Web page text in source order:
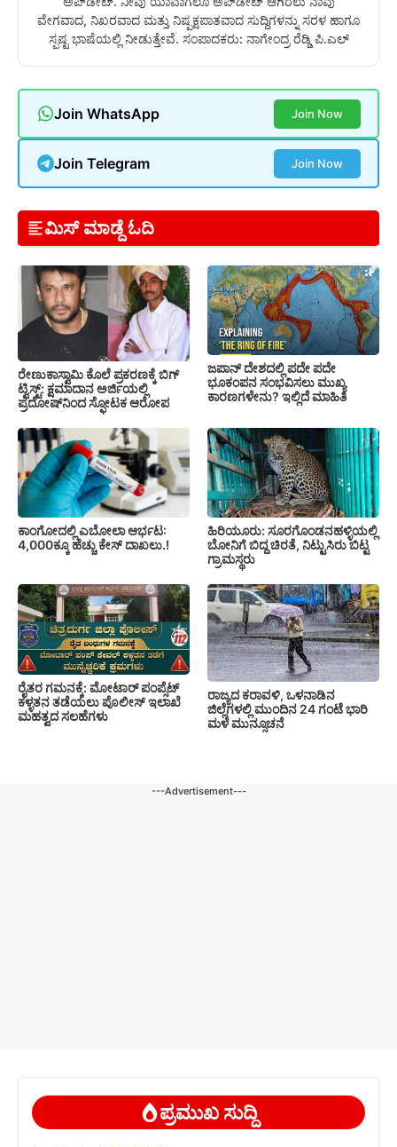
ವೇಗವಾದ, ನಿಖರವಾದ ಮತ್ತು ನಿಷ್ಪಕ್ಷಪಾತವಾದ ಸುದ್ದಿಗಳನ್ನು ಸರಳ ಹಾಗೂ
ಸ್ಪಷ್ಟ ಭಾಷೆಯಲ್ಲಿ ನೀಡುತ್ತೇವೆ. ಸಂಪಾದಕರು: ನಾಗೇಂದ್ರ ರೆಡ್ಡಿ ಪಿ.ಎಲ್
Join WhatsApp Join Now
Join Telegram Join Now
ಮಿಸ್ ಮಾಡ್ದೆ ಓದಿ
ರೇಣುಕಾಸ್ವಾಮಿ ಕೊಲೆ ಪ್ರಕರಣಕ್ಕೆ ಬಿಗ್
ಟ್ವಿಸ್ಟ್: ಕ್ಷಮಾದಾನ ಅರ್ಜಿಯಲ್ಲಿ
ಪ್ರದೋಷ್‌ನಿಂದ ಸ್ಫೋಟಕ ಆರೋಪ
ಜಪಾನ್ ದೇಶದಲ್ಲಿ ಪದೇ ಪದೇ
ಭೂಕಂಪನ ಸಂಭವಿಸಲು ಮುಖ್ಯ
ಕಾರಣಗಳೇನು? ಇಲ್ಲಿದೆ ಮಾಹಿತಿ
ಕಾಂಗೋದಲ್ಲಿ ಎಬೋಲಾ ಆರ್ಭಟ:
4,000ಕ್ಕೂ ಹೆಚ್ಚು ಕೇಸ್ ದಾಖಲು.!
ಹಿರಿಯೂರು: ಸೂರಗೊಂಡನಹಳ್ಳಿಯಲ್ಲಿ
ಬೋನಿಗೆ ಬಿದ್ದ ಚಿರತೆ, ನಿಟ್ಟುಸಿರು ಬಿಟ್ಟ
ಗ್ರಾಮಸ್ಥರು
ರೈತರ ಗಮನಕ್ಕೆ: ಮೋಟಾರ್ ಪಂಪ್ಸೆಟ್
ಕಳ್ಳತನ ತಡೆಯಲು ಪೊಲೀಸ್ ಇಲಾಖೆ
ಮಹತ್ವದ ಸಲಹೆಗಳು
ರಾಜ್ಯದ ಕರಾವಳಿ, ಒಳನಾಡಿನ
ಜಿಲ್ಲೆಗಳಲ್ಲಿ ಮುಂದಿನ 24 ಗಂಟೆ ಭಾರಿ
ಮಳೆ ಮುನ್ಸೂಚನೆ
---Advertisement---
ಪ್ರಮುಖ ಸುದ್ದಿ